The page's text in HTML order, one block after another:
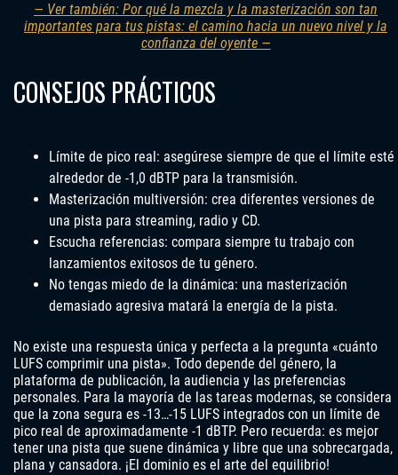
— Ver también: Por qué la mezcla y la masterización son tan
importantes para tus pistas: el camino hacia un nuevo nivel y la
confianza del oyente —
CONSEJOS PRÁCTICOS
Límite de pico real: asegúrese siempre de que el límite esté
alrededor de -1,0 dBTP para la transmisión.
Masterización multiversión: crea diferentes versiones de
una pista para streaming, radio y CD.
Escucha referencias: compara siempre tu trabajo con
lanzamientos exitosos de tu género.
No tengas miedo de la dinámica: una masterización
demasiado agresiva matará la energía de la pista.
No existe una respuesta única y perfecta a la pregunta «cuánto
LUFS comprimir una pista». Todo depende del género, la
plataforma de publicación, la audiencia y las preferencias
personales. Para la mayoría de las tareas modernas, se considera
que la zona segura es -13…-15 LUFS integrados con un límite de
pico real de aproximadamente -1 dBTP. Pero recuerda: es mejor
tener una pista que suene dinámica y libre que una sobrecargada,
plana y cansadora. ¡El dominio es el arte del equilibrio!